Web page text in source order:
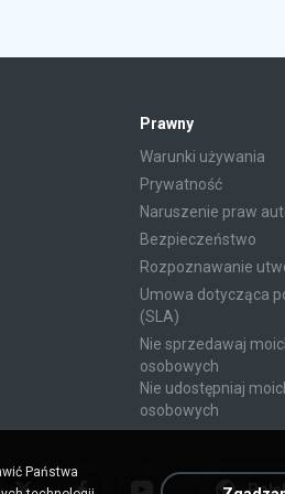
Prawny
Warunki używania
Prywatność
Naruszenie praw
Bezpieczeństwo
Rozpoznawanie
Umowa dotycząca
(SLA)
Nie sprzedawaj
osobowych
Nie udostępniaj
osobowych
Państwa